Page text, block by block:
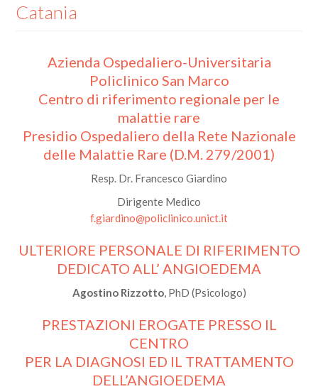
Catania
Azienda Ospedaliero-Universitaria
Policlinico San Marco
Centro di riferimento regionale per le
malattie rare
Presidio Ospedaliero della Rete Nazionale
delle Malattie Rare (D.M. 279/2001)
Resp. Dr. Francesco Giardino
Dirigente Medico
f.giardino@policlinico.unict.it
ULTERIORE PERSONALE DI RIFERIMENTO
DEDICATO ALL’ ANGIOEDEMA
Agostino Rizzotto, PhD (Psicologo)
PRESTAZIONI EROGATE PRESSO IL
CENTRO
PER LA DIAGNOSI ED IL TRATTAMENTO
DELL’ANGIOEDEMA